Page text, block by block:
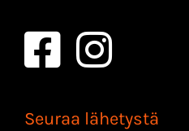
Seuraa lähetystä